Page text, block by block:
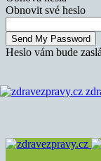
Obnovit své heslo
Heslo vám bude